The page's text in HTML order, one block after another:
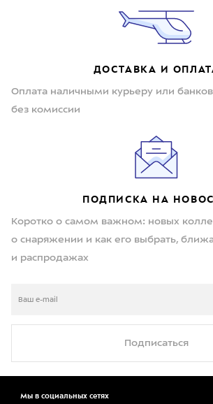
ДОСТАВКА И
Оплата наличными курьеру или
без комиссии
ПОДПИСКА НА
Коротко о самом важном: новых
о снаряжении и как его выбрать,
и распродажах
Подписаться
Мы в социальных сетях